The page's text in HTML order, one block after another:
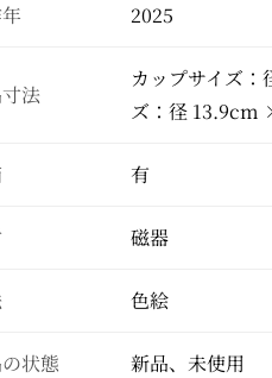
2025
法
カップサイズ
ズ：径 13.9cm
有
磁器
色絵
状態 新品、未使用